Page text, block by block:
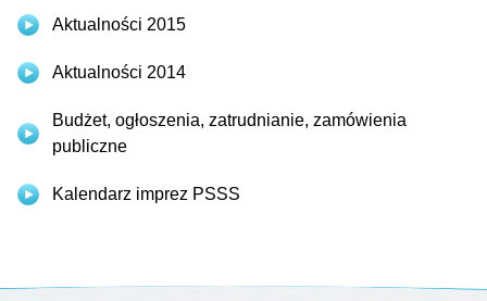
Aktualności 2015
Aktualności 2014
Budżet, ogłoszenia, zatrudnianie, zamówienia
publiczne
Kalendarz imprez PSSS